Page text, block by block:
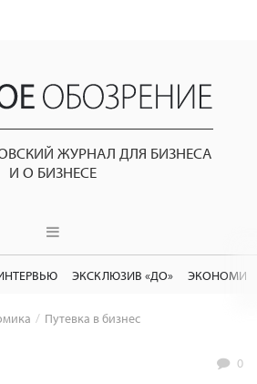
ЖУРНАЛ ДЛЯ БИЗНЕСА
И О БИЗНЕСЕ
ЭКСКЛЮЗИВ «ДО»
Путевка в бизнес
0